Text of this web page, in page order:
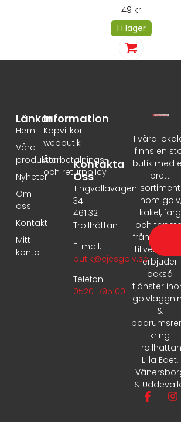
49 kr
1 i lager
I våra
finns en
butik med
brett
sortiment
inom golv,
kakel, färg
och
från ledande
tillverkare. Vi
erbjuder
också
tjänster
&
kring
Lilla Edet,
&
Information
Köpvillkor
webbutik
Återbetalnings-
och returpolicy
Länkar
Hem
Våra
produkter
Nyheter
Om
oss
Kontakt
Mitt
konto
Kontakta
Oss
Tingvallavägen
34
461 32
Trollhättan
E-mail:
butik@ejesgolv.se
Telefon:
0520-795 00